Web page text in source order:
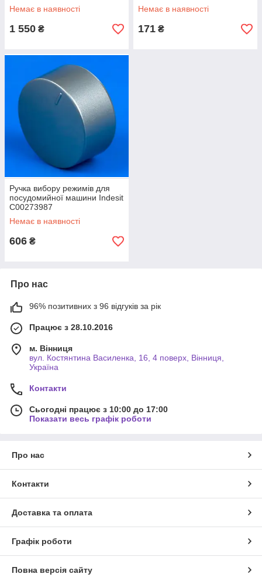
Немає в наявності
1 550 ₴
Немає в наявності
171 ₴
Ручка вибору режимів для
посудомийної машини Indesit
C00273987
Немає в наявності
606 ₴
Про нас
96% позитивних з 96 відгуків за рік
Працює з 28.10.2016
м. Вінниця
вул. Костянтина Василенка, 16, 4 поверх, Вінниця,
Україна
Контакти
Сьогодні працює з 10:00 до 17:00
Показати весь графік роботи
Про нас
Контакти
Доставка та оплата
Графік роботи
Повна версія сайту